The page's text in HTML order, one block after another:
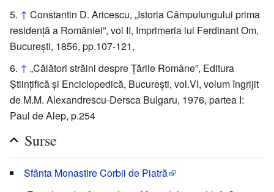
↑ Constantin D. Aricescu, „Istoria Câmpulungului prima
residenţă a României”, vol II, Imprimeria lui Ferdinant Om,
Bucureşti, 1856, pp.107-121,
↑ „Călători străini despre Țările Române”, Editura
Științifică și Enciclopedică, București, vol.VI, volum îngrijit
de M.M. Alexandrescu-Dersca Bulgaru, 1976, partea I:
Paul de Alep, p.254
Surse
Sfânta Monastire Corbii de Piatră